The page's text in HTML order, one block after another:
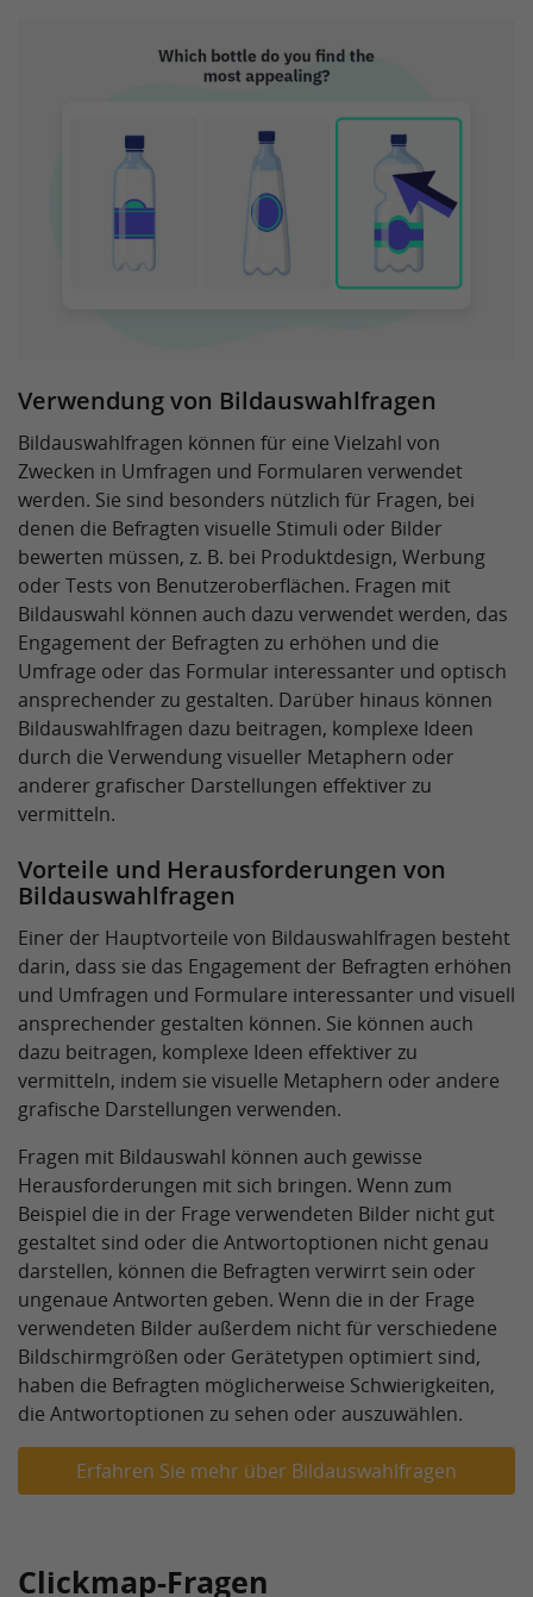
Verwendung von Bildauswahlfragen
Bildauswahlfragen können für eine Vielzahl von
Zwecken in Umfragen und Formularen verwendet
werden. Sie sind besonders nützlich für Fragen, bei
denen die Befragten visuelle Stimuli oder Bilder
bewerten müssen, z. B. bei Produktdesign, Werbung
oder Tests von Benutzeroberflächen. Fragen mit
Bildauswahl können auch dazu verwendet werden, das
Engagement der Befragten zu erhöhen und die
Umfrage oder das Formular interessanter und optisch
ansprechender zu gestalten. Darüber hinaus können
Bildauswahlfragen dazu beitragen, komplexe Ideen
durch die Verwendung visueller Metaphern oder
anderer grafischer Darstellungen effektiver zu
vermitteln.
Vorteile und Herausforderungen von
Bildauswahlfragen
Einer der Hauptvorteile von Bildauswahlfragen besteht
darin, dass sie das Engagement der Befragten erhöhen
und Umfragen und Formulare interessanter und visuell
ansprechender gestalten können. Sie können auch
dazu beitragen, komplexe Ideen effektiver zu
vermitteln, indem sie visuelle Metaphern oder andere
grafische Darstellungen verwenden.
Fragen mit Bildauswahl können auch gewisse
Herausforderungen mit sich bringen. Wenn zum
Beispiel die in der Frage verwendeten Bilder nicht gut
gestaltet sind oder die Antwortoptionen nicht genau
darstellen, können die Befragten verwirrt sein oder
ungenaue Antworten geben. Wenn die in der Frage
verwendeten Bilder außerdem nicht für verschiedene
Bildschirmgrößen oder Gerätetypen optimiert sind,
haben die Befragten möglicherweise Schwierigkeiten,
die Antwortoptionen zu sehen oder auszuwählen.
Erfahren Sie mehr über Bildauswahlfragen
Clickmap-Fragen